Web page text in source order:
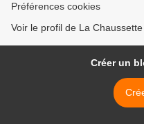
Préférences cookies
Voir le profil de La
Créer un